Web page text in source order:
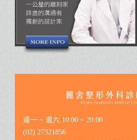
週一 ~ 週六 10:00 ~ 20:00
(02) 27321856